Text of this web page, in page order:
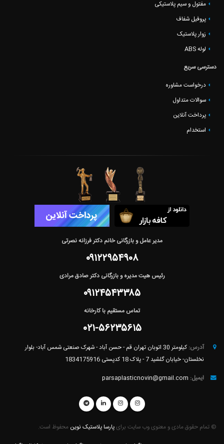
مفتول و سیم پلاستیکی
پروفیل شفاف
زوار پلاستیک
لوله ABS
دسترسی سریع
درخواست مشاوره
سوالات متداول
پرداخت آنلاین
استخدام
مدیر عامل و بازرگانی خانم دکتر فرزانه نصرتی
۰۹۱۲۲۹۵۴۹۰۸
رئیس هیت مدیره و بازرگانی دکتر صادق مرادی
۰۹۱۲۴۵۴۳۳۸۵
تماس مستقیم با کارخانه
۰۲۱-۵۶۲۳۵۶۱۵
آدرس:
کیلومتر 30 اتوبان تهران قم - حسن آباد - شهرک صنعتی شمس آباد- بلوار
نخلستان- خیابان گلشید 7 - پلاک 18 کدپستی 1834175916
ایمیل: parsaplasticnovin@gmail.com
© تمام حقوق مادی و معنوی وب سایت برایپارسا پلاستیک نوین محفوظ است.